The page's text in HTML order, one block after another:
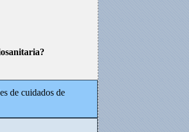
de cuidados de